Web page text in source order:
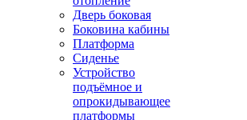
Дверь боковая
Боковина кабины
Платформа
Сиденье
Устройство
подъёмное и
опрокидывающее
платформы